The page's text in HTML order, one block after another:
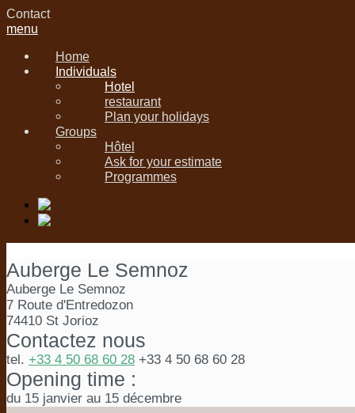
Contact
menu
Home
Individuals
Hotel
restaurant
Plan your holidays
Groups
Hôtel
Ask for your estimate
Programmes
Auberge Le Semnoz
Auberge Le Semnoz
7 Route d'Entredozon
74410 St Jorioz
Contactez nous
tel. +33 4 50 68 60 28 +33 4 50 68 60 28
Opening time :
du 15 janvier au 15 décembre